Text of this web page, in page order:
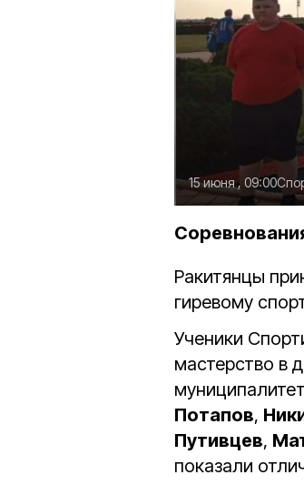
15 июня , 09:00
Ракитянцы
гиревому
Ученики
мастерство в
Потапов,
Путивцев,
показали